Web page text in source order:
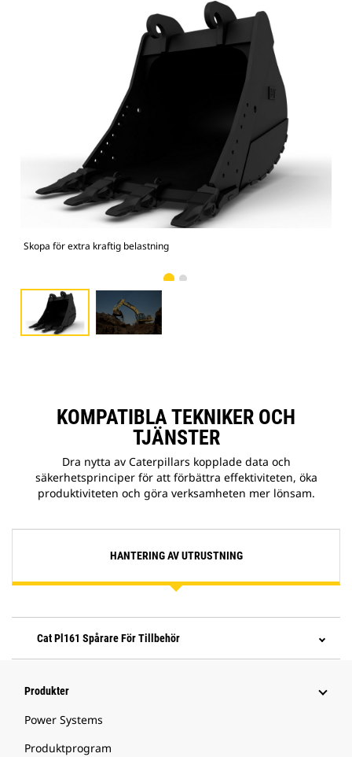
Skopa för extra kraftig belastning
KOMPATIBLA TEKNIKER OCH
TJÄNSTER
Dra nytta av Caterpillars kopplade data och
säkerhetsprinciper för att förbättra effektiviteten, öka
produktiviteten och göra verksamheten mer lönsam.
HANTERING AV UTRUSTNING
Cat Pl161 Spårare För Tillbehör
Produkter
Power Systems
Produktprogram